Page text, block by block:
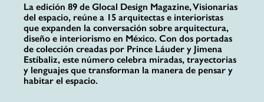
La edición 89 de Glocal Design Magazine, Visionarias
del espacio, reúne a 15 arquitectas e interioristas
que expanden la conversación sobre arquitectura,
diseño e interiorismo en México. Con dos portadas
de colección creadas por Prince Láuder y Jimena
Estíbaliz, este número celebra miradas, trayectorias
y lenguajes que transforman la manera de pensar y
habitar el espacio.